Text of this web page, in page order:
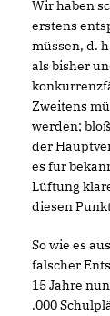
Wir haben
erstens
müssen, d.
als bisher
Zweitens
werden;
der
es für
Lüftung
diesen
So wie es
falscher
15 Jahre
.000